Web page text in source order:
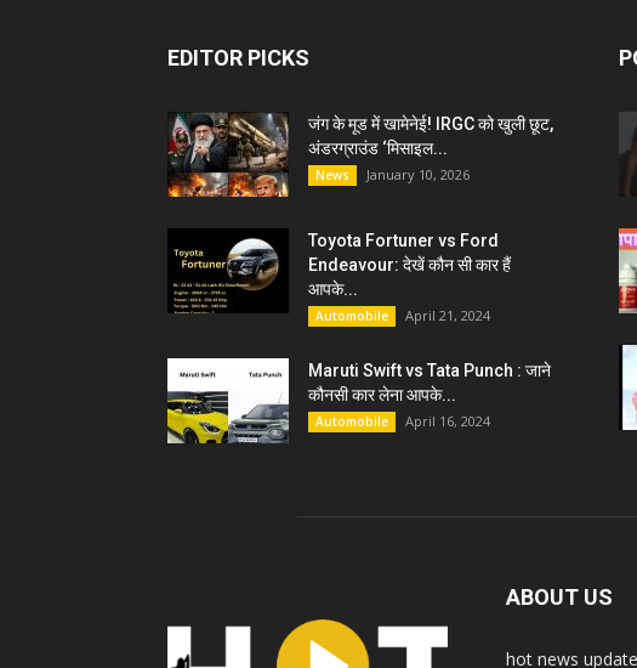
EDITOR PICKS
जंग के मूड में खामेनेई! IRGC को खुली छूट,
अंडरग्राउंड ‘मिसाइल...
News January 10, 2026
Toyota Fortuner vs Ford
Endeavour: देखें कौन सी कार हैं
आपके...
Automobile April 21, 2024
Maruti Swift vs Tata Punch : जाने
कौनसी कार लेना आपके...
Automobile April 16, 2024
ABOUT US
hot news